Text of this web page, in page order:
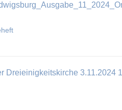
Dreieinigkeitskirche 3.11.2024